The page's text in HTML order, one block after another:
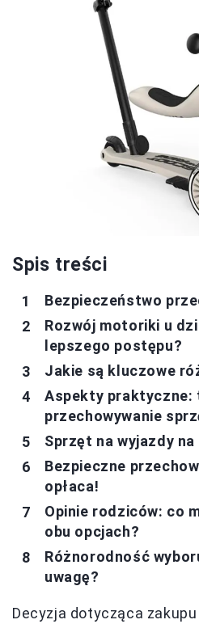
Spis treści
Bezpieczeństwo
Rozwój motoriki u
lepszego postępu?
Jakie są kluczowe
Aspekty praktyczne:
przechowywanie
Sprzęt na wyjazdy na
Bezpieczne
opłaca!
Opinie rodziców: co
obu opcjach?
Różnorodność
uwagę?
Decyzja dotycząca